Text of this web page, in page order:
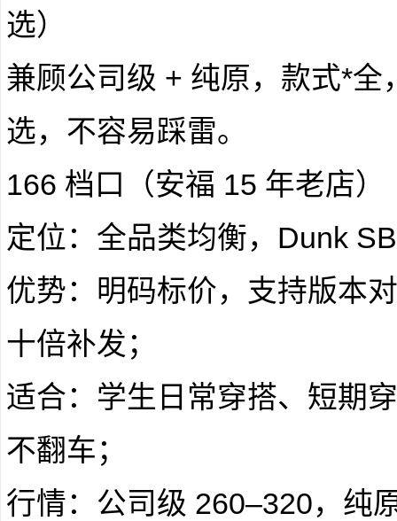
选）
兼顾公司级 + 纯原，款式*
选，不容易踩雷。
166 档口（安福 15 年老店）
定位：全品类均衡，Dunk
优势：明码标价，支持版本
十倍补发；
适合：学生日常穿搭、短期
不翻车；
行情：公司级 260–320，纯